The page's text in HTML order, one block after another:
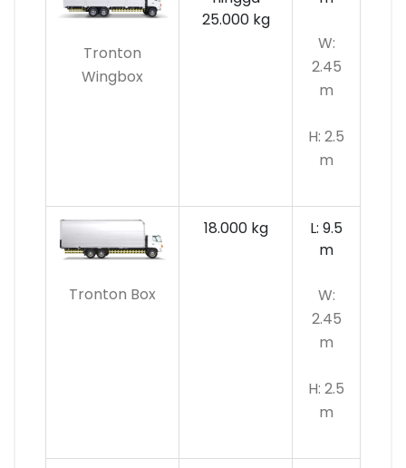
Tronton
Wingbox
25.000 kg
W:
2.45
m
H: 2.5
m
Tronton Box
18.000 kg
L: 9.5
m
W:
2.45
m
H: 2.5
m